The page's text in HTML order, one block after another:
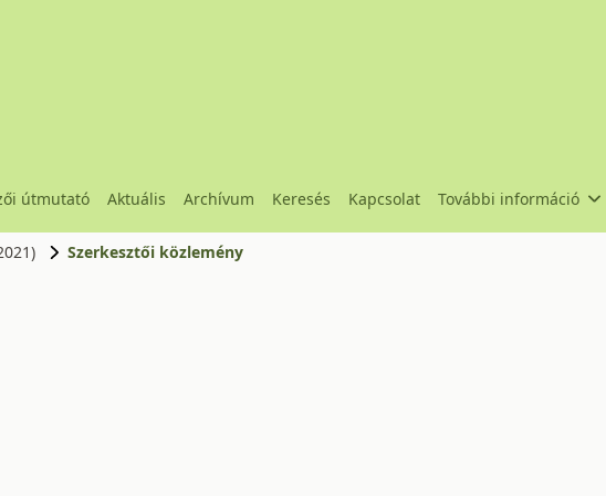
útmutató Aktuális Archívum Keresés Kapcsolat További információ
Szerkesztői közlemény